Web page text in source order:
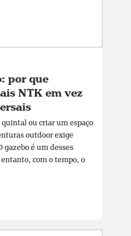
por que
NTK em vez
ou criar um espaço
outdoor exige
é um desses
com o tempo, o